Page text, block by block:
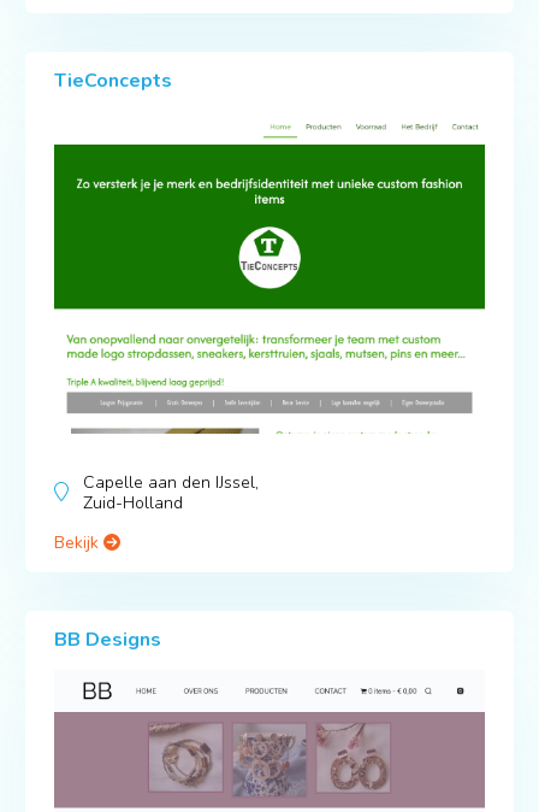
TieConcepts
Capelle aan den IJssel,
Zuid-Holland
Bekijk
BB Designs